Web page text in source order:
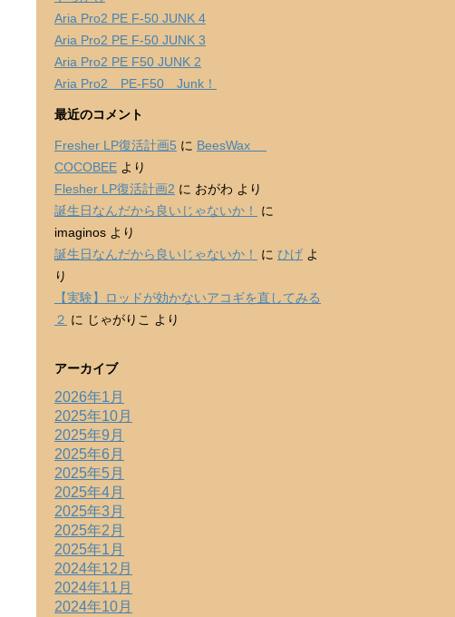
Aria Pro2 PE F-50 JUNK 4
Aria Pro2 PE F-50 JUNK 3
Aria Pro2 PE F50 JUNK 2
Aria Pro2 PE-F50 Junk！
最近のコメント
Fresher LP復活計画5 に BeesWax
COCOBEE より
Flesher LP復活計画2 に おがわ より
誕生日なんだから良いじゃないか！
に
imaginos より
誕生日なんだから良いじゃないか！
に ひげ よ
り
【実験】ロッドが効かないアコギを直してみる
２ に じゃがりこ より
アーカイブ
2026年1月
2025年10月
2025年9月
2025年6月
2025年5月
2025年4月
2025年3月
2025年2月
2025年1月
2024年12月
2024年11月
2024年10月